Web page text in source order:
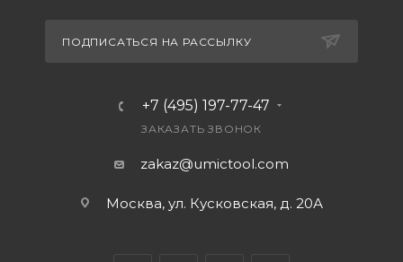
ПОДПИСАТЬСЯ НА РАССЫЛКУ
+7 (495) 197-77-47
ЗАКАЗАТЬ ЗВОНОК
zakaz@umictool.com
Москва, ул. Кусковская, д. 20А